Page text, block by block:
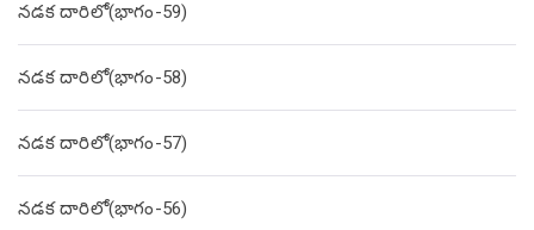
నడక దారిలో(భాగం-59)
నడక దారిలో(భాగం-58)
నడక దారిలో(భాగం-57)
నడక దారిలో(భాగం-56)